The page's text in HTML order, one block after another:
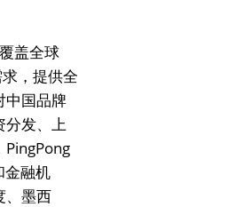
盖全球
，提供全
中国品牌
分发、上
PingPong
金融机
、墨西